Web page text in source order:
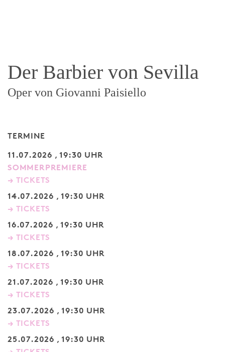
Der Barbier von Sevilla
Oper von Giovanni Paisiello
TERMINE
11.07.2026 , 19:30 UHR
SOMMERPREMIERE
→ TICKETS
14.07.2026 , 19:30 UHR
→ TICKETS
16.07.2026 , 19:30 UHR
→ TICKETS
18.07.2026 , 19:30 UHR
→ TICKETS
21.07.2026 , 19:30 UHR
→ TICKETS
23.07.2026 , 19:30 UHR
→ TICKETS
25.07.2026 , 19:30 UHR